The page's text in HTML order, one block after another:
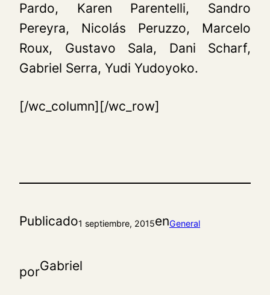
Pardo, Karen Parentelli, Sandro
Pereyra, Nicolás Peruzzo, Marcelo
Roux, Gustavo Sala, Dani Scharf,
Gabriel Serra, Yudi Yudoyoko.
[/wc_column][/wc_row]
Publicado1 septiembre, 2015enGeneral
porGabriel